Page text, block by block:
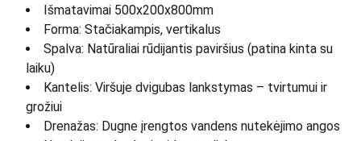
Išmatavimai 500x200x800mm
Forma: Stačiakampis, vertikalus
Spalva: Natūraliai rūdijantis paviršius (patina kinta su
laiku)
Kantelis: Viršuje dvigubas lankstymas – tvirtumui ir
grožiui
Drenažas: Dugne įrengtos vandens nutekėjimo angos